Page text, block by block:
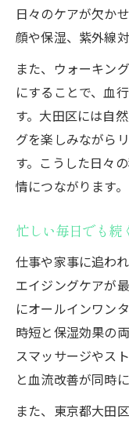
日々のケアが欠か
顔や保湿、紫外線
また、ウォーキン
にすることで、血
す。大田区には自
グを楽しみながら
す。こうした日々
情につながります。
忙しい毎日でも続
仕事や家事に追わ
エイジングケアが
にオールインワン
時短と保湿効果の
スマッサージやス
と血流改善が同時
また、東京都大田